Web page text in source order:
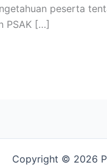
peserta
PSAK […]
Copyright © 2026